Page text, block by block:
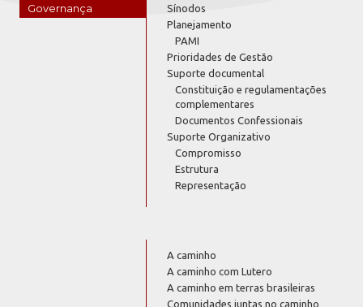
Governança
Sínodos
Planejamento
PAMI
Prioridades de Gestão
Suporte documental
Constituição e regulamentações
complementares
Documentos Confessionais
Suporte Organizativo
Compromisso
Estrutura
Representação
A caminho
A caminho com Lutero
A caminho em terras brasileiras
Comunidades juntas no caminho